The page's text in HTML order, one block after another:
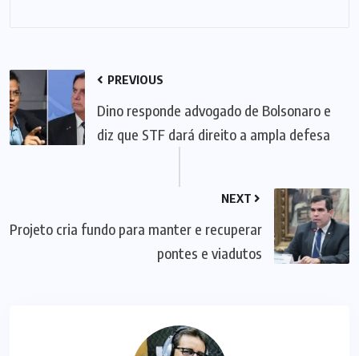
PREVIOUS
Dino responde advogado de Bolsonaro e
diz que STF dará direito a ampla defesa
NEXT
Projeto cria fundo para manter e recuperar
pontes e viadutos